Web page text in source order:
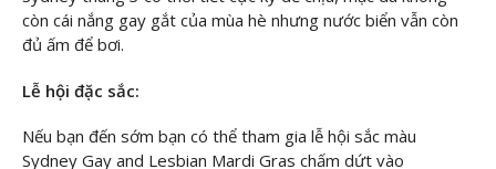
còn cái nắng gay gắt của mùa hè nhưng nước biển vẫn còn
đủ ấm để bơi.
Lễ hội đặc sắc:
Nếu bạn đến sớm bạn có thể tham gia lễ hội sắc màu
Sydney Gay and Lesbian Mardi Gras chấm dứt vào